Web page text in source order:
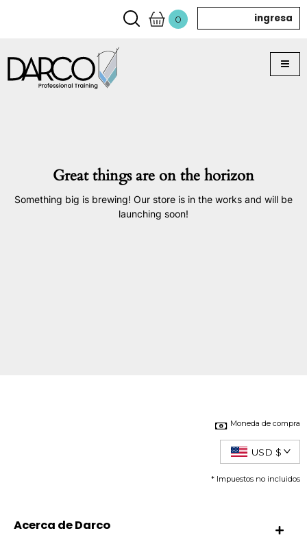
0 ingresa
Great things are on the horizon
Something big is brewing! Our store is in the works and will be
launching soon!
Moneda de compra
USD $
* Impuestos no incluidos
Acerca de Darco